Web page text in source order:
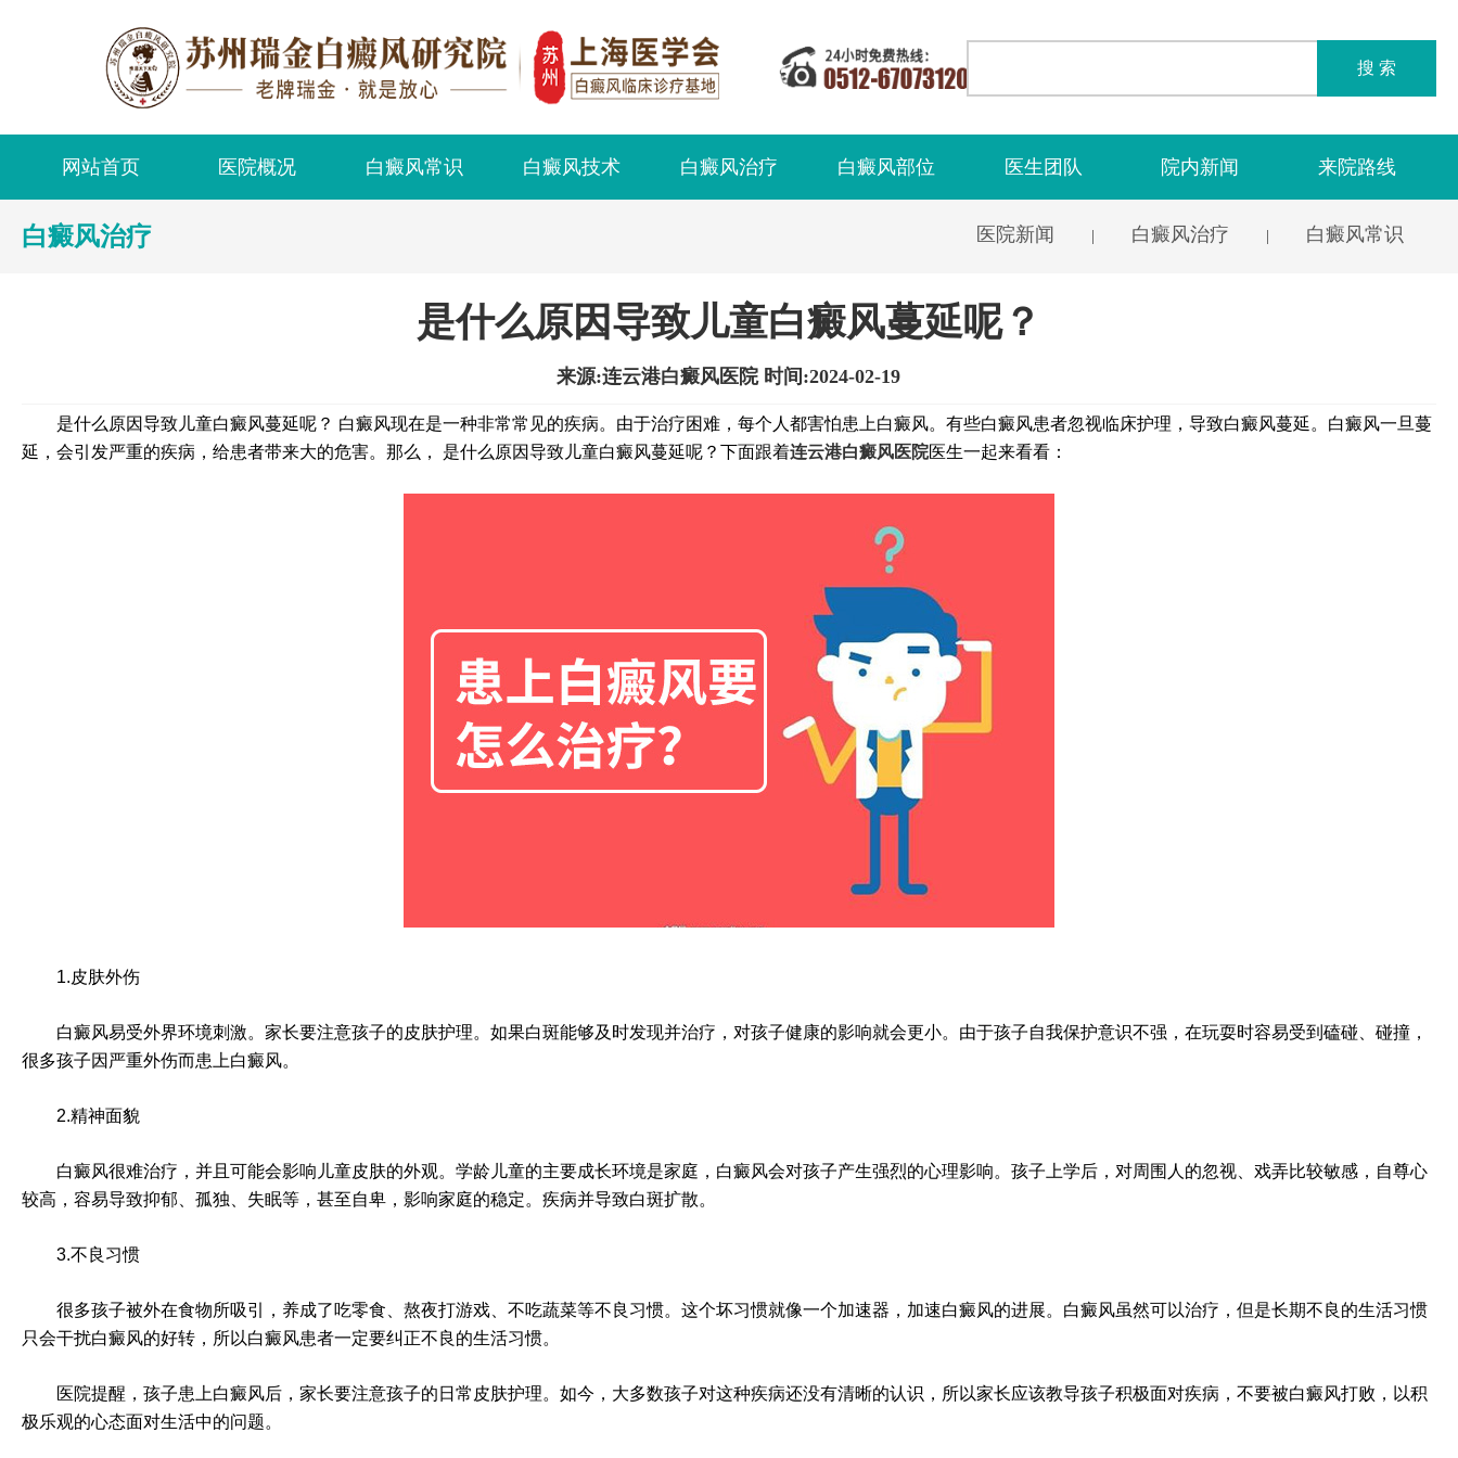
搜 索
网站首页 医院概况 白癜风常识 白癜风技术 白癜风治疗 白癜风部位 医生团队 院内新闻 来院路线
白癜风治疗 医院新闻 白癜风治疗 白癜风常识
是什么原因导致儿童白癜风蔓延呢？
来源:连云港白癜风医院 时间:2024-02-19
是什么原因导致儿童白癜风蔓延呢？ 白癜风现在是一种非常常见的疾病。由于治疗困难，每个人都害怕患上白癜风。有些白癜风患者忽视临床护理，导致白癜风蔓延。白癜风一旦蔓
延，会引发严重的疾病，给患者带来大的危害。那么， 是什么原因导致儿童白癜风蔓延呢？下面跟着连云港白癜风医院医生一起来看看：
1.皮肤外伤
白癜风易受外界环境刺激。家长要注意孩子的皮肤护理。如果白斑能够及时发现并治疗，对孩子健康的影响就会更小。由于孩子自我保护意识不强，在玩耍时容易受到磕碰、碰撞，
很多孩子因严重外伤而患上白癜风。
2.精神面貌
白癜风很难治疗，并且可能会影响儿童皮肤的外观。学龄儿童的主要成长环境是家庭，白癜风会对孩子产生强烈的心理影响。孩子上学后，对周围人的忽视、戏弄比较敏感，自尊心
较高，容易导致抑郁、孤独、失眠等，甚至自卑，影响家庭的稳定。疾病并导致白斑扩散。
3.不良习惯
很多孩子被外在食物所吸引，养成了吃零食、熬夜打游戏、不吃蔬菜等不良习惯。这个坏习惯就像一个加速器，加速白癜风的进展。白癜风虽然可以治疗，但是长期不良的生活习惯
只会干扰白癜风的好转，所以白癜风患者一定要纠正不良的生活习惯。
医院提醒，孩子患上白癜风后，家长要注意孩子的日常皮肤护理。如今，大多数孩子对这种疾病还没有清晰的认识，所以家长应该教导孩子积极面对疾病，不要被白癜风打败，以积
极乐观的心态面对生活中的问题。